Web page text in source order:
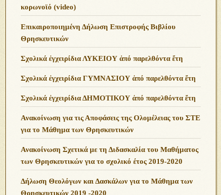
κορωνοϊό (video)
Επικαιροποιημένη Δήλωση Επιστροφής Βιβλίου
Θρησκευτικών
Σχολικά ἐγχειρίδια ΛΥΚΕΙΟΥ ἀπό παρελθόντα ἔτη
Σχολικά ἐγχειρίδια ΓΥΜΝΑΣΙΟΥ ἀπό παρελθόντα ἔτη
Σχολικά ἐγχειρίδια ΔΗΜΟΤΙΚΟΥ ἀπό παρελθόντα ἔτη
Ανακοίνωση για τις Αποφάσεις της Ολομέλειας του ΣΤΕ
για το Μάθημα των Θρησκευτικών
Ανακοίνωση Σχετικά με τη Διδασκαλία του Μαθήματος
των Θρησκευτικών για το σχολικό έτος 2019-2020
Δήλωση Θεολόγων και Δασκάλων για το Μάθημα των
Θρησκευτικών 2019 -2020